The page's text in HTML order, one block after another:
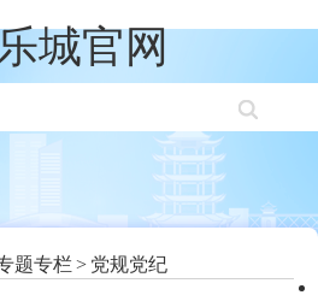
城官网
题专栏 > 党规党纪